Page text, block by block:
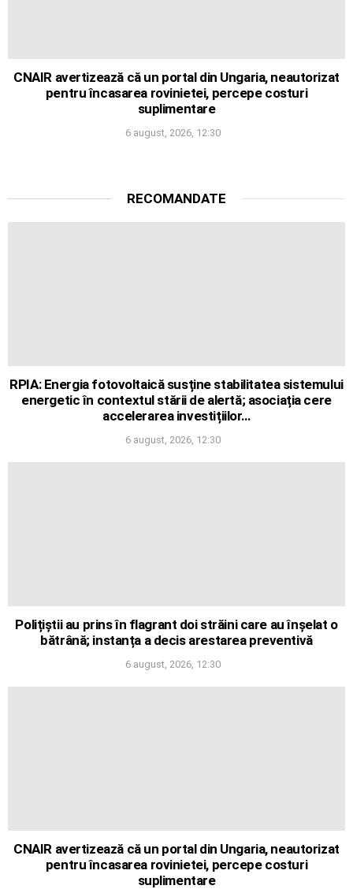
CNAIR avertizează că un portal din Ungaria, neautorizat
pentru încasarea rovinietei, percepe costuri
suplimentare
6 august, 2026, 12:30
RECOMANDATE
RPIA: Energia fotovoltaică susține stabilitatea sistemului
energetic în contextul stării de alertă; asociația cere
accelerarea investițiilor…
6 august, 2026, 12:30
Polițiștii au prins în flagrant doi străini care au înșelat o
bătrână; instanța a decis arestarea preventivă
6 august, 2026, 12:30
CNAIR avertizează că un portal din Ungaria, neautorizat
pentru încasarea rovinietei, percepe costuri
suplimentare